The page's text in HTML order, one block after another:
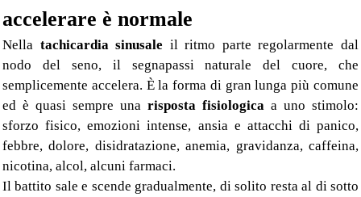
accelerare è normale
Nella tachicardia sinusale il ritmo parte regolarmente dal
nodo del seno, il segnapassi naturale del cuore, che
semplicemente accelera. È la forma di gran lunga più comune
ed è quasi sempre una risposta fisiologica a uno stimolo:
sforzo fisico, emozioni intense, ansia e attacchi di panico,
febbre, dolore, disidratazione, anemia, gravidanza, caffeina,
nicotina, alcol, alcuni farmaci.
Il battito sale e scende gradualmente, di solito resta al di sotto